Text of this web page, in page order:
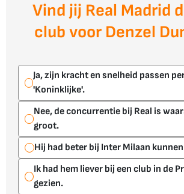
Vind jij Real Madrid
club voor Denzel
Ja, zijn kracht en snelheid passen
'Koninklijke'.
Nee, de concurrentie bij Real is
groot.
Hij had beter bij Inter Milaan
Ik had hem liever bij een club in de
gezien.